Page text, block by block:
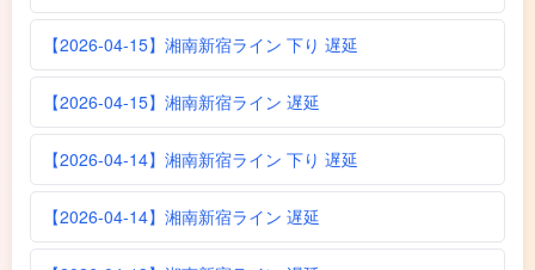
【2026-04-15】湘南新宿ライン 下り 遅延
【2026-04-15】湘南新宿ライン 遅延
【2026-04-14】湘南新宿ライン 下り 遅延
【2026-04-14】湘南新宿ライン 遅延